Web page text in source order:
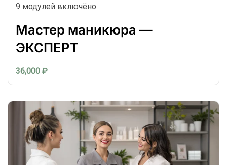
9 модулей включёно
Мастер маникюра —
ЭКСПЕРТ
36,000 ₽